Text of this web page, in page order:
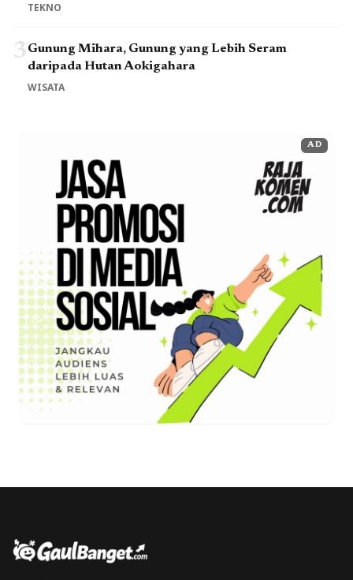
TEKNO
3Gunung Mihara, Gunung yang Lebih Seram
daripada Hutan Aokigahara
WISATA
AD